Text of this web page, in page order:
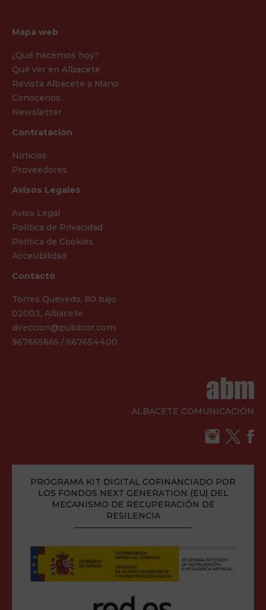
Mapa web
¿Qué hacemos hoy?
Qué ver en Albacete
Revista Albacete a Mano
Conócenos
Newsletter
Contratación
Noticias
Proveedores
Avisos Legales
Aviso Legal
Política de Privacidad
Política de Cookies
Accesibilidad
Contacto
Torres Quevedo, 80 bajo
02003, Albacete
direccion@publicor.com
967665665 / 667654400
ALBACETE COMUNICACIÓN
PROGRAMA KIT DIGITAL COFINANCIADO POR
LOS FONDOS NEXT GENERATION (EU) DEL
MECANISMO DE RECUPERACIÓN DE
RESILENCIA